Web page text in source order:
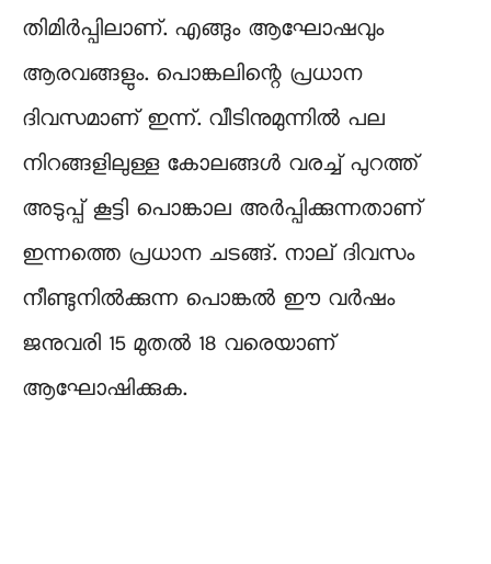
തിമിർപ്പിലാണ്. എങ്ങും ആഘോഷവും
ആരവങ്ങളും. പൊങ്കലിന്റെ പ്രധാന
ദിവസമാണ് ഇന്ന്. വീടിനുമുന്നിൽ പല
നിറങ്ങളിലുള്ള കോലങ്ങൾ വരച്ച് പുറത്ത്
അടുപ്പ് കൂട്ടി പൊങ്കാല അർപ്പിക്കുന്നതാണ്
ഇന്നത്തെ പ്രധാന ചടങ്ങ്. നാല് ദിവസം
നീണ്ടുനിൽക്കുന്ന പൊങ്കൽ ഈ വർഷം
ജനുവരി 15 മുതൽ 18 വരെയാണ്
ആഘോഷിക്കുക.